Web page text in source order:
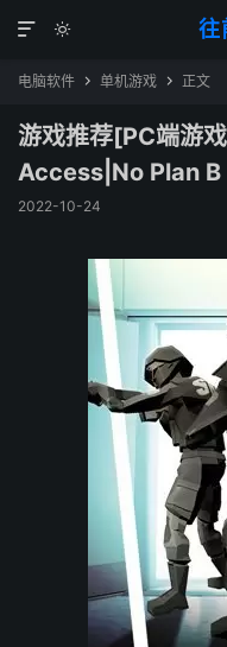
往


电脑软件  单机游戏  正文
游戏推荐[PC端游
Access|No Plan B
2022-10-24